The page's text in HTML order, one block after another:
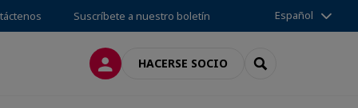
Suscríbete a nuestro boletín Español
CONECTARSE
HACERSE SOCIO SEARCH